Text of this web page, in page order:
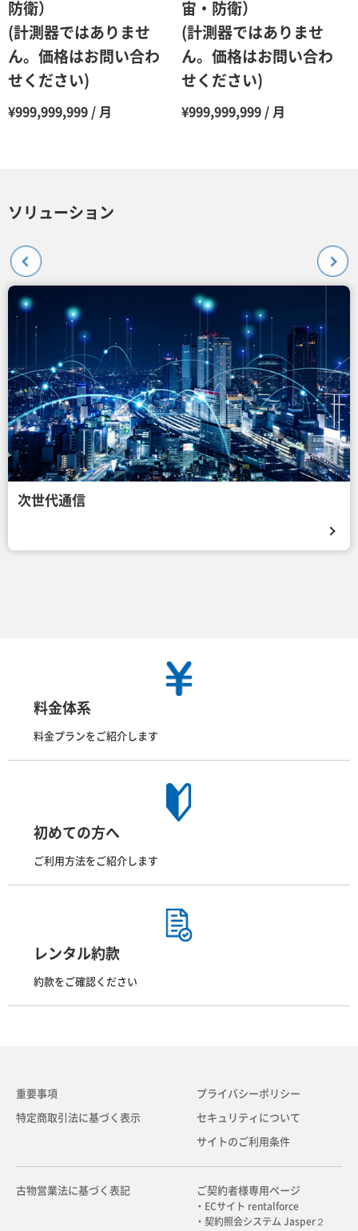
防衛）
(計測器ではありませ
ん。価格はお問い合わ
せください)
¥999,999,999 / 月
宙・防衛）
(計測器ではありませ
ん。価格はお問い合わ
せください)
¥999,999,999 / 月
ソリューション
次世代通信
料金体系
料金プランをご紹介します
初めての方へ
ご利用方法をご紹介します
レンタル約款
約款をご確認ください
重要事項
特定商取引法に基づく表示
プライバシーポリシー
セキュリティについて
サイトのご利用条件
古物営業法に基づく表記 ご契約者様専用ページ
・ECサイト rentalforce
・契約照会システム Jasper２